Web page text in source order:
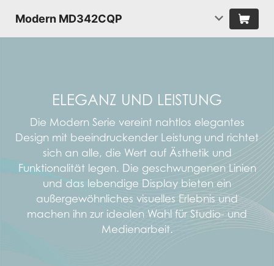
Modern MD342CQP
ELEGANZ UND LEISTUNG
Die Modern Serie vereint nahtlos elegantes
Design mit beeindruckender Leistung und richtet
sich an alle, die Wert auf Ästhetik und
Funktionalität legen. Die geschwungenen Linien
und das lebendige Display bieten ein
außergewöhnliches visuelles Erlebnis und
machen ihn zur idealen Wahl für Studio- und
Medienarbeit.